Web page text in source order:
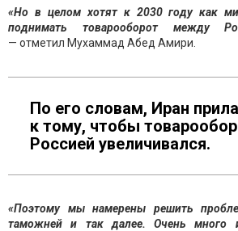
«Но в целом хотят к 2030 году как
поднимать товарооборот между
— отметил Мухаммад Абед Амири.
По его словам, Иран
к тому, чтобы
Россией увеличивался.
«Поэтому мы намерены решить
таможней и так далее. Очень много